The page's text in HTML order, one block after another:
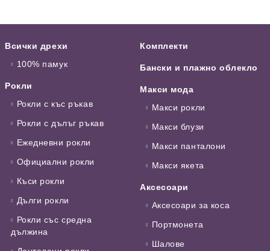
Всички дрехи
100% памук
Рокли
Рокли с къс ръкав
Рокли с дълъг ръкав
Ежедневни рокли
Официални рокли
Къси рокли
Дълги рокли
Рокли със средна
дължина
Комплекти
Бански и плажно облекло
Макси мода
Макси рокли
Макси блузи
Макси панталони
Макси якета
Аксесоари
Аксесоари за коса
Портмонета
Шалове